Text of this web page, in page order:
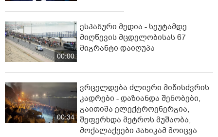
00:00
ესპანური მედია - სეუტამდე
მიღწევის მცდელობისას 67
მიგრანტი დაიღუპა
00:34
ვრცელდება ძლიერი მიწისძვრის
კადრები - დაზიანდა შენობები,
გაითიშა ელექტროენერგია,
შეფერხდა მეტროს მუშაობა,
მოქალაქეები პანიკამ მოიცვა